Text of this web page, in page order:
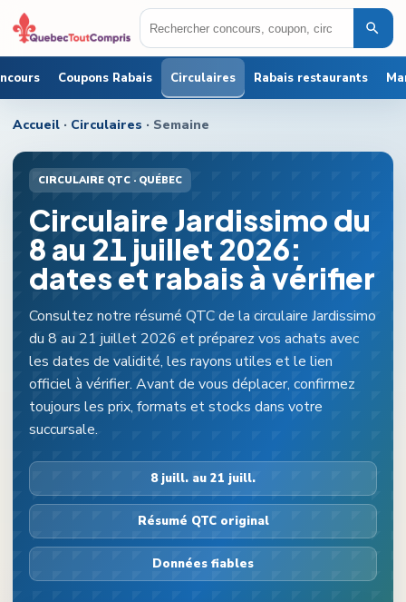
Coupons Rabais Circulaires Rabais restaurants
Accueil · Circulaires · Semaine
CIRCULAIRE QTC · QUÉBEC
Circulaire Jardissimo du
8 au 21 juillet 2026:
dates et rabais à vérifier
Consultez notre résumé QTC de la circulaire Jardissimo
du 8 au 21 juillet 2026 et préparez vos achats avec
les dates de validité, les rayons utiles et le lien
officiel à vérifier. Avant de vous déplacer, confirmez
toujours les prix, formats et stocks dans votre
succursale.
8 juill. au 21 juill.
Résumé QTC original
Données fiables